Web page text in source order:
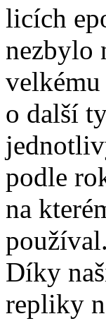
licích
nezbylo
o další
podle
na
používal.
Díky
repliky